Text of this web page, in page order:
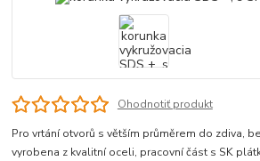
Ohodnotiť produkt
Pro vrtání otvorů s větším průměrem do zdiva,
vyrobena z kvalitní oceli, pracovní část s SK